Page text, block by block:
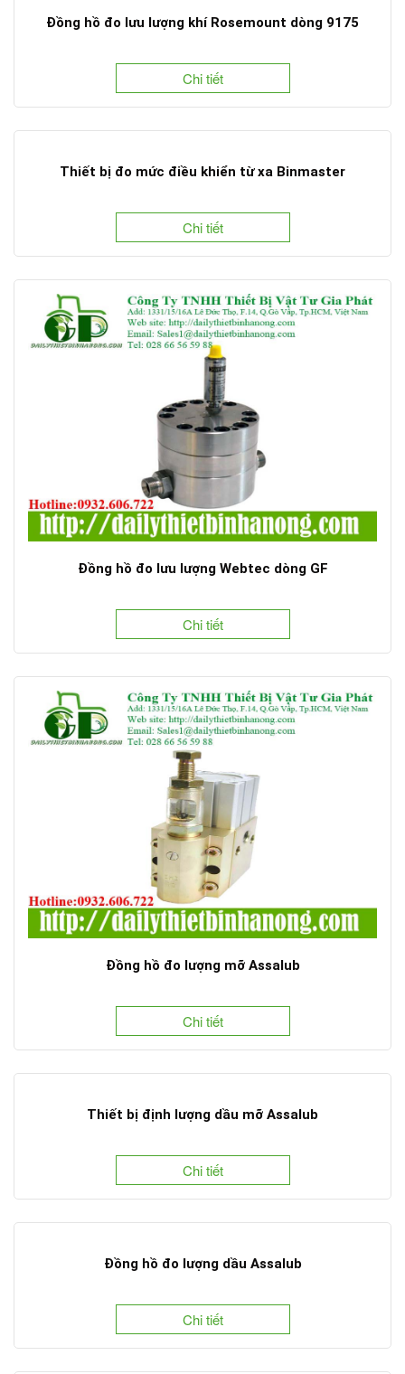
Đồng hồ đo lưu lượng khí Rosemount dòng 9175
Chi tiết
Thiết bị đo mức điều khiển từ xa Binmaster
Chi tiết
Đồng hồ đo lưu lượng Webtec dòng GF
Chi tiết
Đồng hồ đo lượng mỡ Assalub
Chi tiết
Thiết bị định lượng dầu mỡ Assalub
Chi tiết
Đồng hồ đo lượng dầu Assalub
Chi tiết